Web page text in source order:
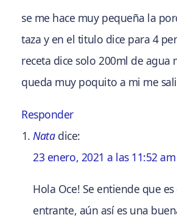
se me hace muy pequeña la
taza y en el titulo dice para 4
receta dice solo 200ml de agua
queda muy poquito a mi me
Responder
Nata dice:
23 enero, 2021 a las 11:52 am
Hola Oce! Se entiende que
entrante, aún así es una